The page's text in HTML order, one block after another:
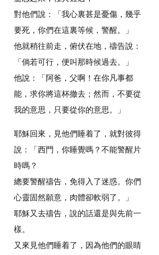
對他們說：「我心裏甚是憂傷，幾乎
要死，你們在這裏等候，警醒。」
他就稍往前走，俯伏在地，禱告說：
「倘若可行，便叫那時候過去。」
他說：「阿爸，父啊！在你凡事都
能，求你將這杯撤去；然而，不要從
我的意思，只要從你的意思。」
耶穌回來，見他們睡着了，就對彼得
說：「西門，你睡覺嗎？不能警醒片
時嗎？
總要警醒禱告，免得入了迷惑。你們
心靈固然願意，肉體卻軟弱了。」
耶穌又去禱告，說的話還是與先前一
樣。
又來見他們睡着了，因為他們的眼睛